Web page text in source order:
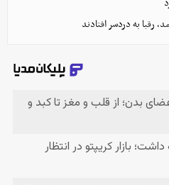
رقبا به دردسر افتادند